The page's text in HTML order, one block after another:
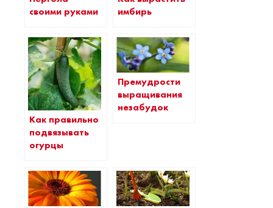
своими руками
имбирь
Как правильно
подвязывать
огурцы
Премудрости
выращивания
незабудок